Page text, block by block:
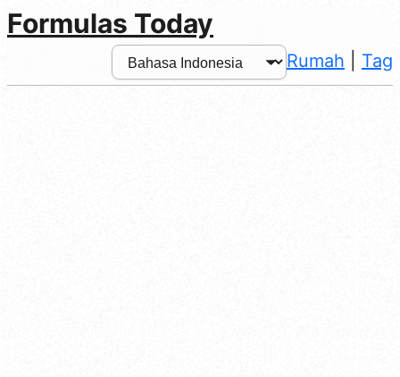
Formulas Today
Rumah Tag